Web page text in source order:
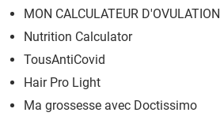
MON CALCULATEUR D'OVULATION
Nutrition Calculator
TousAntiCovid
Hair Pro Light
Ma grossesse avec Doctissimo